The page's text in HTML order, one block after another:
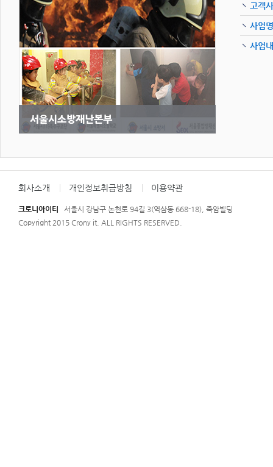
고객사
사업명
사업
회사소개 개인정보취급방침 이용약관
크로니아이티
서울시 강남구 논현로 94길 3(역삼동 668-18), 죽암빌딩
Copyright 2015 Crony it. ALL RIGHTS RESERVED.